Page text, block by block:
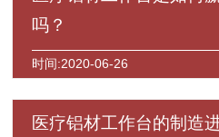
吗？
时间:2020-06-26
医疗铝材工作台的制造